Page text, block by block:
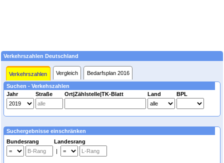
Verkehrszahlen Deutschland
Verkehrszahlen Vergleich Bedarfsplan 2016
Suchen - Verkehszahlen
Jahr
Straße Ort|Zählstelle|TK-Blatt Land BPL
Suchergebnisse einschränken
Bundesrang Landesrang
|